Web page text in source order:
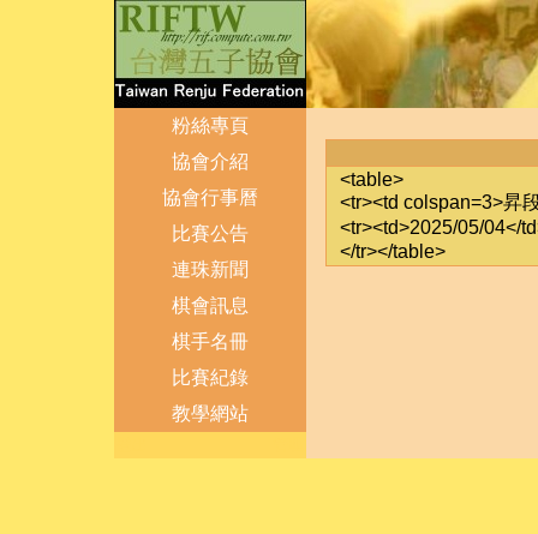
粉絲專頁
協會介紹
協會行事曆
比賽公告
連珠新聞
棋會訊息
棋手名冊
比賽紀錄
教學網站
<table>
<tr><td colspan=3>昇
<tr><td>2025/05/04</
</tr></table>